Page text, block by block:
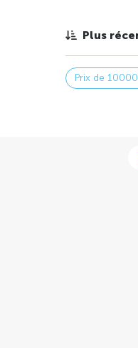
Plus
Prix de